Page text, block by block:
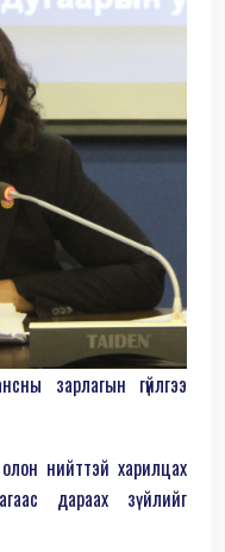
зарлагын гүйлгээ
нийттэй харилцах
дараах зүйлийг